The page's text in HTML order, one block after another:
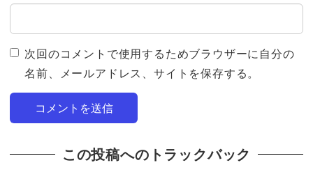
次回のコメントで使用するためブラウザーに自分の
名前、メールアドレス、サイトを保存する。
この投稿へのトラックバック